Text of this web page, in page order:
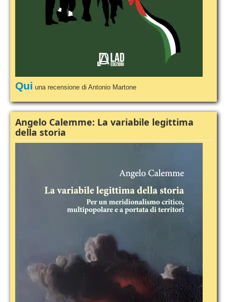
Qui una recensione di Antonio Martone
Angelo Calemme: La variabile legittima
della storia